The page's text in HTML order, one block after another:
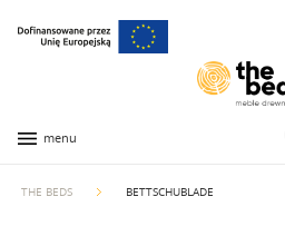
menu
THE BEDS BETTSCHUBLADE